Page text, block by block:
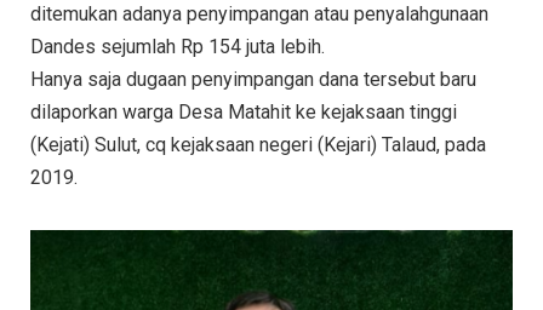
ditemukan adanya penyimpangan atau penyalahgunaan
Dandes sejumlah Rp 154 juta lebih.
Hanya saja dugaan penyimpangan dana tersebut baru
dilaporkan warga Desa Matahit ke kejaksaan tinggi
(Kejati) Sulut, cq kejaksaan negeri (Kejari) Talaud, pada
2019.